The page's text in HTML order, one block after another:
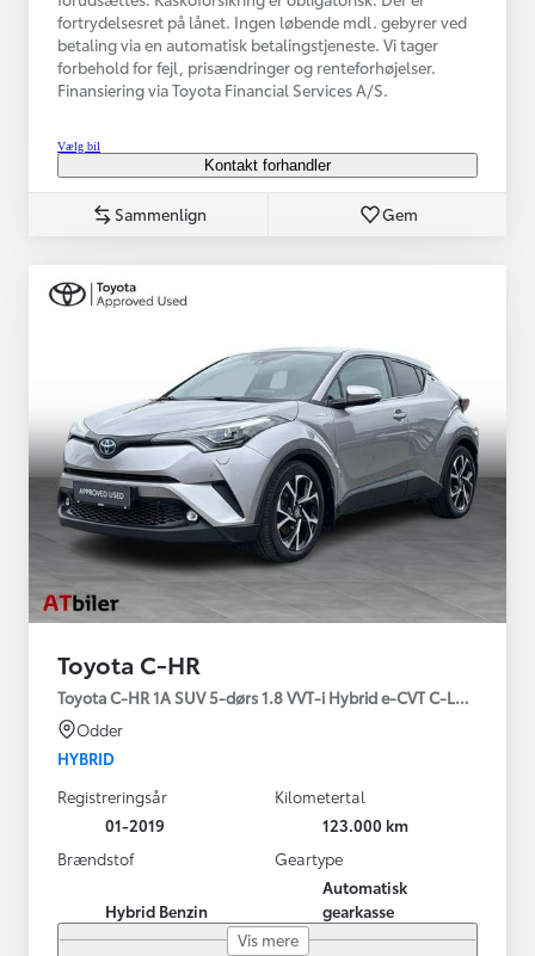
fortrydelsesret på lånet. Ingen løbende mdl. gebyrer ved
betaling via en automatisk betalingstjeneste. Vi tager
forbehold for fejl, prisændringer og renteforhøjelser.
Finansiering via Toyota Financial Services A/S.
Vælg bil
Kontakt forhandler
Sammenlign Gem
Toyota C-HR
Toyota C-HR 1A SUV 5-dørs 1.8 VVT-i Hybrid e-CVT C-LUB -
Odder
HYBRID
Registreringsår
01-2019
Kilometertal
123.000 km
Brændstof
Hybrid Benzin
Geartype
Automatisk
gearkasse
Vis mere